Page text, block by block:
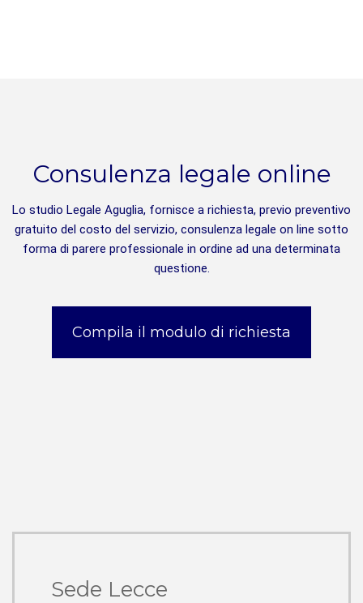
Consulenza legale online
Lo studio Legale Aguglia, fornisce a richiesta, previo preventivo
gratuito del costo del servizio, consulenza legale on line sotto
forma di parere professionale in ordine ad una determinata
questione.
Compila il modulo di richiesta
Sede Lecce